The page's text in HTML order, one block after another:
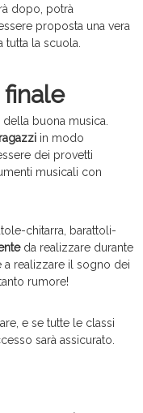
dopo, potrà
proposta una vera
la scuola.
della buona musica.
in modo
dei provetti
musicali con
chitarra, barattoli-
da realizzare durante
a realizzare il sogno dei
rumore!
e se tutte le classi
sarà assicurato.